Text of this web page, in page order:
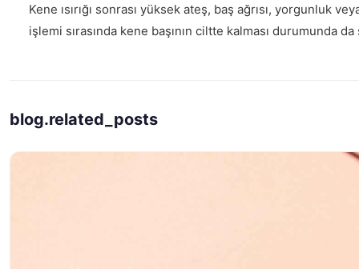
Kene ısırığı sonrası yüksek ateş, baş ağrısı, yorgunluk
işlemi sırasında kene başının ciltte kalması durumunda
blog.related_posts